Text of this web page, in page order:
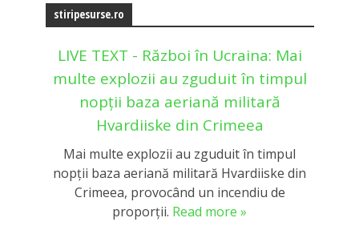
stiripesurse.ro
LIVE TEXT - Război în Ucraina: Mai
multe explozii au zguduit în timpul
nopții baza aeriană militară
Hvardiiske din Crimeea
Mai multe explozii au zguduit în timpul
nopții baza aeriană militară Hvardiiske din
Crimeea, provocând un incendiu de
proporții. Read more »